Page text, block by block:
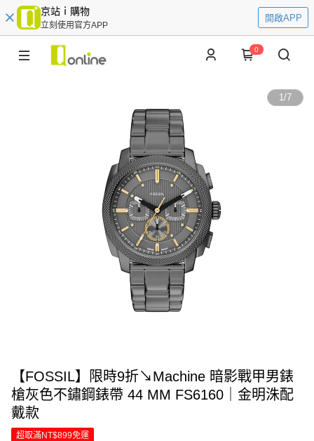
京站ｉ購物
立刻使用官方APP
開啟APP
0
1/7
【FOSSIL】限時9折↘Machine 暗影戰甲男錶
槍灰色不鏽鋼錶帶 44 MM FS6160｜金明洙配
戴款
超取滿NT$899免運